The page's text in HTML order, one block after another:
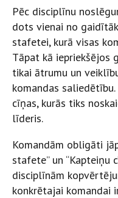
Pēc disciplīnu
dots vienai no
stafetei, kurā visas
Tāpat kā iepriekšējos
tikai ātrumu un
komandas
cīņas, kurās tiks
līderis.
Komandām obligāti
stafete” un “Kapteiņu
disciplīnām
konkrētajai komandai